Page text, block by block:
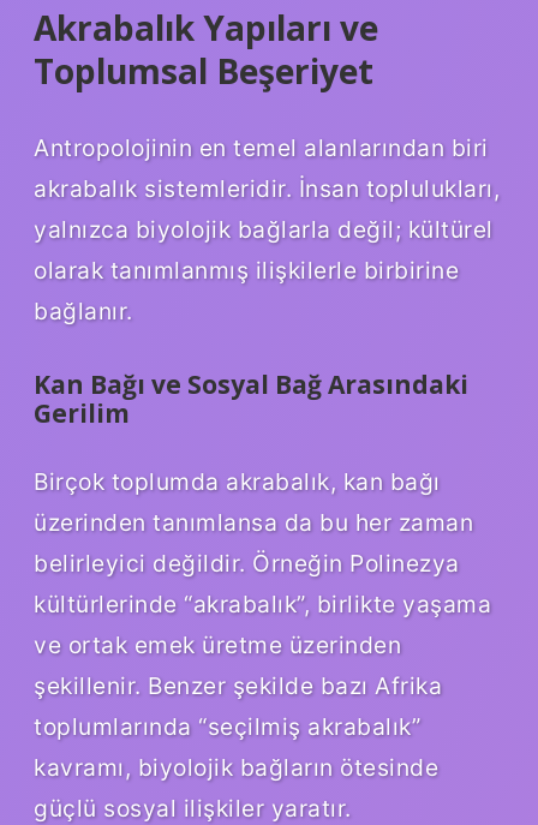
Akrabalık Yapıları ve
Toplumsal Beşeriyet
Antropolojinin en temel alanlarından biri
akrabalık sistemleridir. İnsan toplulukları,
yalnızca biyolojik bağlarla değil; kültürel
olarak tanımlanmış ilişkilerle birbirine
bağlanır.
Kan Bağı ve Sosyal Bağ Arasındaki
Gerilim
Birçok toplumda akrabalık, kan bağı
üzerinden tanımlansa da bu her zaman
belirleyici değildir. Örneğin Polinezya
kültürlerinde “akrabalık”, birlikte yaşama
ve ortak emek üretme üzerinden
şekillenir. Benzer şekilde bazı Afrika
toplumlarında “seçilmiş akrabalık”
kavramı, biyolojik bağların ötesinde
güçlü sosyal ilişkiler yaratır.